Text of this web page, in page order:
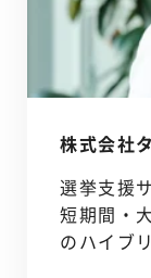
株式会社
選挙支援
短期間・
のハイブ